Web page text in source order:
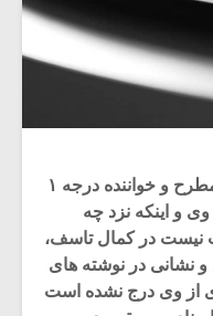
دیگر آنکه در زمان خود هنرمندی مطرح و خواننده درجه ۱
و اینکه نزد چه
نیست در کمال تاسف،
نشانی در نوشته های
از وی درج نشده است